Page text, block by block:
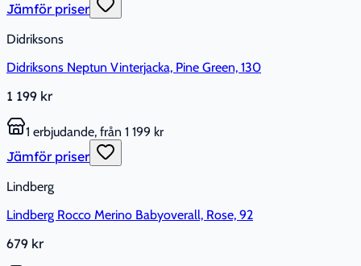
Jämför priser
Didriksons
Didriksons Neptun Vinterjacka, Pine Green, 130
1 199 kr
1 erbjudande, från 1 199 kr
Jämför priser
Lindberg
Lindberg Rocco Merino Babyoverall, Rose, 92
679 kr